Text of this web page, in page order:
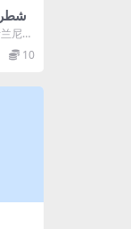
尼
...
10